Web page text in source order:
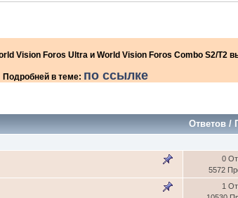
Vision Foros Ultra и World Vision Foros Combo S2/T2
Подробней в теме: по ссылке
Ответов /
0
5572
1